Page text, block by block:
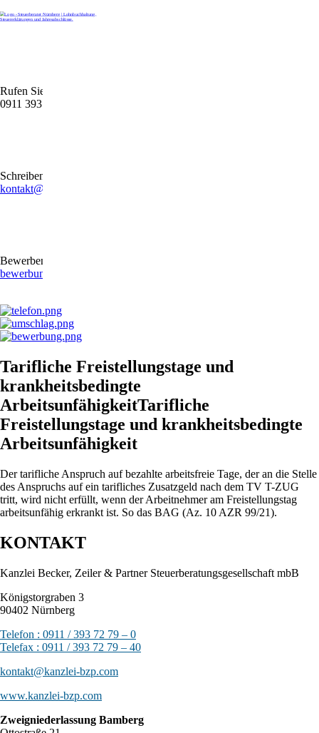
Rufen Sie uns gerne an
0911 39372790
Schreiben Sie uns gerne eine E-Mail
kontakt@stb-becker-zeiler.de
Bewerben Sie sich online oder per E-Mail
bewerbung@stb-becker-zeiler.de
Tarifliche Freistellungstage und
krankheitsbedingte
ArbeitsunfähigkeitTarifliche
Freistellungstage und krankheitsbedingte
Arbeitsunfähigkeit
Der tarifliche Anspruch auf bezahlte arbeitsfreie Tage, der an die Stelle
des Anspruchs auf ein tarifliches Zusatzgeld nach dem TV T-ZUG
tritt, wird nicht erfüllt, wenn der Arbeitnehmer am Freistellungstag
arbeitsunfähig erkrankt ist. So das BAG (Az. 10 AZR 99/21).
KONTAKT
Kanzlei Becker, Zeiler & Partner Steuerberatungsgesellschaft mbB
Königstorgraben 3
90402 Nürnberg
Telefon : 0911 / 393 72 79 – 0
Telefax : 0911 / 393 72 79 – 40
kontakt@kanzlei-bzp.com
www.kanzlei-bzp.com
Zweigniederlassung Bamberg